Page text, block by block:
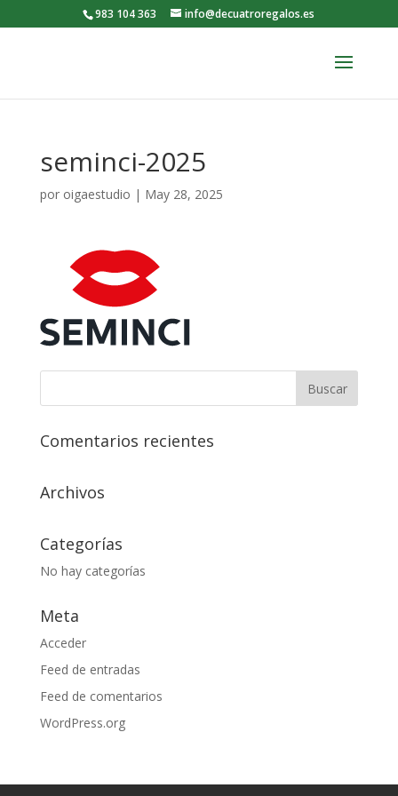
983 104 363 info@decuatroregalos.es
seminci-2025
por oigaestudio | May 28, 2025
Comentarios recientes
Archivos
Categorías
No hay categorías
Meta
Acceder
Feed de entradas
Feed de comentarios
WordPress.org